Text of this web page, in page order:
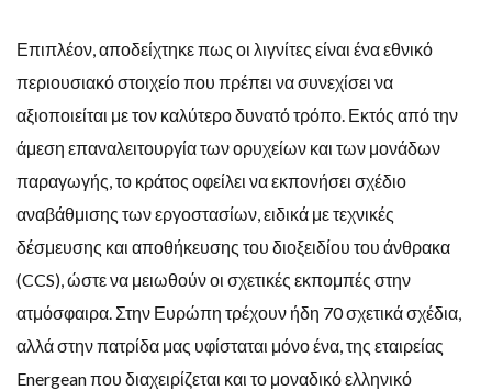
Επιπλέον, αποδείχτηκε πως οι λιγνίτες είναι ένα εθνικό
περιουσιακό στοιχείο που πρέπει να συνεχίσει να
αξιοποιείται με τον καλύτερο δυνατό τρόπο. Εκτός από την
άμεση επαναλειτουργία των ορυχείων και των μονάδων
παραγωγής, το κράτος οφείλει να εκπονήσει σχέδιο
αναβάθμισης των εργοστασίων, ειδικά με τεχνικές
δέσμευσης και αποθήκευσης του διοξειδίου του άνθρακα
(CCS), ώστε να μειωθούν οι σχετικές εκπομπές στην
ατμόσφαιρα. Στην Ευρώπη τρέχουν ήδη 70 σχετικά σχέδια,
αλλά στην πατρίδα μας υφίσταται μόνο ένα, της εταιρείας
Energean που διαχειρίζεται και το μοναδικό ελληνικό